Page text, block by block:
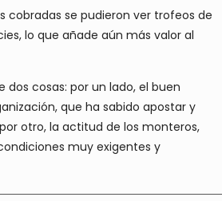
cobradas se pudieron ver trofeos de
, lo que añade aún más valor al
dos cosas: por un lado, el buen
, que ha sabido apostar y
otro, la actitud de los monteros,
muy exigentes y